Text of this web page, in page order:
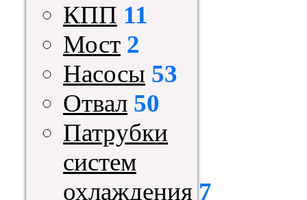
КПП 11
Мост 2
Насосы 53
Отвал 50
Патрубки
систем
охлаждения 7